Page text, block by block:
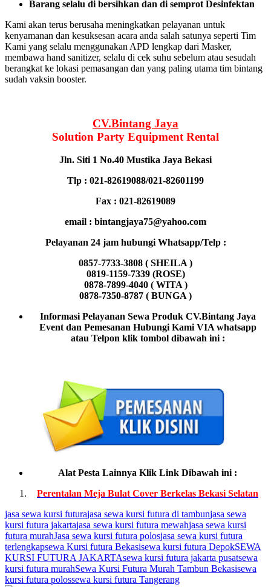
Barang selalu di bersihkan dan di semprot Desinfektan
Kami akan terus berusaha meningkatkan pelayanan untuk
kenyamanan dan kesuksesan acara anda salah satunya seperti Tim
Kami yang selalu menggunakan APD lengkap dari Masker,
membawa hand sanitizer, selalu di cek suhu sebelum atau sesudah
berangkat ke lokasi pemasangan dan yang paling utama tim bintang
sudah vaksin booster.
CV.Bintang Jaya
Solution Party Equipment Rental
Jln. Siti 1 No.40 Mustika Jaya Bekasi
Tlp : 021-82619088/021-82601199
Fax : 021-82619089
email : bintangjaya75@yahoo.com
Pelayanan 24 jam hubungi Whatsapp/Telp :
0857-7733-3808 ( SHEILA )
0819-1159-7339 (ROSE)
0878-7899-4040 ( WITA )
0878-7350-8787 ( BUNGA )
Informasi Pelayanan Sewa Produk CV.Bintang Jaya
Event dan Pemesanan Hubungi Kami VIA whatsapp
atau Telpon klik tombol dibawah ini :
Alat Pesta Lainnya Klik Link Dibawah ini :
Perentalan Meja Bulat Cover Berkelas Bekasi Selatan
jasa sewa kursi futurajasa sewa kursi futura di tambunjasa sewa
kursi futura jakartajasa sewa kursi futura mewahjasa sewa kursi
futura murahJasa sewa kursi futura polosjasa sewa kursi futura
terlengkapsewa Kursi futura Bekasisewa kursi futura DepokSEWA
KURSI FUTURA JAKARTAsewa kursi futura jakarta pusatsewa
kursi futura murahSewa Kursi Futura Murah Tambun Bekasisewa
kursi futura polossewa kursi futura Tangerang